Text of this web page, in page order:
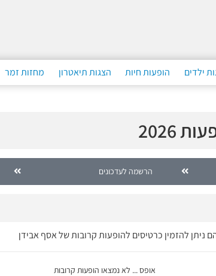
ילדים הופעות חיות הצגות תיאטרון מחזות זמר
2026
הרשמה לעדכונים
ניתן להזמין כרטיסים להופעות קרובות של אסף אבידן
אופס ... לא נמצאו הופעות קרובות